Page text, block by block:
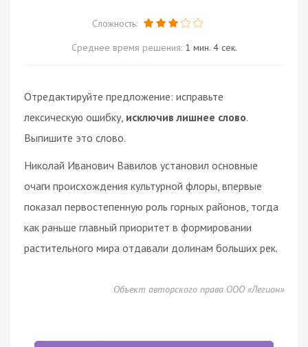
Сложность:
Среднее время решения: 1 мин. 4 сек.
Отредактируйте предложение: исправьте
лексическую ошибку, исключив лишнее слово.
Выпишите это слово.
Николай Иванович Вавилов установил основные
очаги происхождения культурной флоры, впервые
показал первостепенную роль горных районов, тогда
как раньше главный приоритет в формировании
растительного мира отдавали долинам больших рек.
Объект авторского права ООО «Легион»